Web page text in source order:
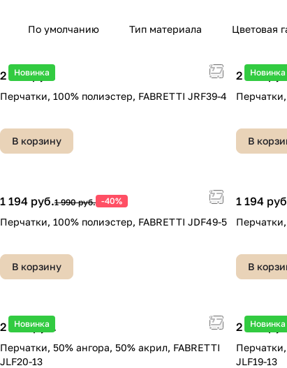
По умолчанию Тип материала Цветовая
Новинка
2 290 руб.
Перчатки, 100% полиэстер, FABRETTI JRF39-4
В корзину
Новинка
2 290 руб.
В
1 194 руб.1 990 руб. -40%
Перчатки, 100% полиэстер, FABRETTI JDF49-5
В корзину
1 194
В
Новинка
2 490 руб.
Перчатки, 50% ангора, 50% акрил, FABRETTI
JLF20-13
Новинка
2 590 руб.
JLF19-13